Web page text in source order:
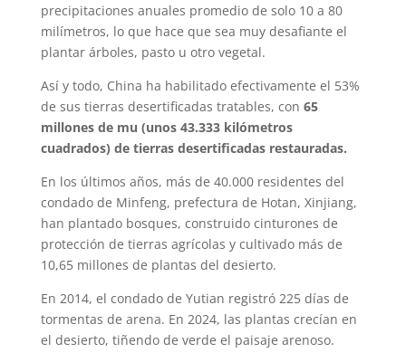
precipitaciones anuales promedio de solo 10 a 80
milímetros, lo que hace que sea muy desafiante el
plantar árboles, pasto u otro vegetal.
Así y todo, China ha habilitado efectivamente el 53%
de sus tierras desertificadas tratables, con 65
millones de mu (unos 43.333 kilómetros
cuadrados) de tierras desertificadas restauradas.
En los últimos años, más de 40.000 residentes del
condado de Minfeng, prefectura de Hotan, Xinjiang,
han plantado bosques, construido cinturones de
protección de tierras agrícolas y cultivado más de
10,65 millones de plantas del desierto.
En 2014, el condado de Yutian registró 225 días de
tormentas de arena. En 2024, las plantas crecían en
el desierto, tiñendo de verde el paisaje arenoso.